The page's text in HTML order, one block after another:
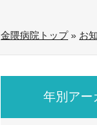
金隈病院トップ» お
年別アー